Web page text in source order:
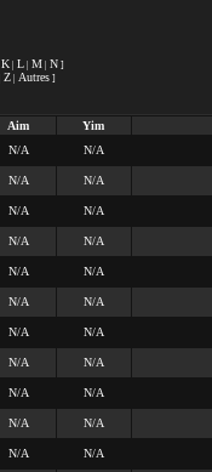
K| L| M| N ]
Z Autres ]
Aim
Yim
N/A N/A
N/A N/A
N/A N/A
N/A N/A
N/A N/A
N/A N/A
N/A N/A
N/A N/A
N/A N/A
N/A N/A
N/A N/A